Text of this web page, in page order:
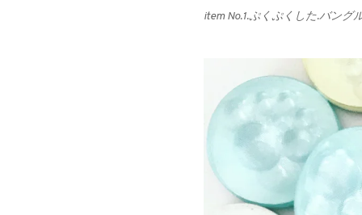
item No.1.ぷくぷくした.バング